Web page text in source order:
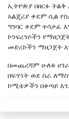
ኢትዮጵያ በዘርፉ ትልቅ
አልጄሪያ ቀደም ሲል
ግንባር ቀደም ተሳታፊ
ኮንፍረንሶችን
መድረኮችን ማዘጋጀት
በመጨረሻም ሁለቱ
በፍጥነት ወደ ስራ
ኮሚቴዎችን በቀጣይ